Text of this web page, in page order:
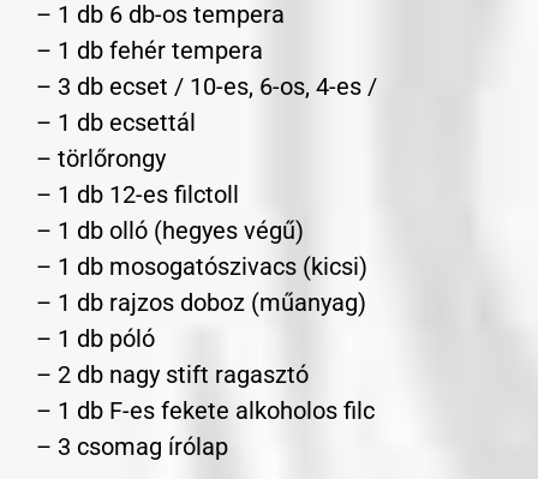
– 1 db 6 db-os tempera
– 1 db fehér tempera
– 3 db ecset / 10-es, 6-os, 4-es /
– 1 db ecsettál
– törlőrongy
– 1 db 12-es filctoll
– 1 db olló (hegyes végű)
– 1 db mosogatószivacs (kicsi)
– 1 db rajzos doboz (műanyag)
– 1 db póló
– 2 db nagy stift ragasztó
– 1 db F-es fekete alkoholos filc
– 3 csomag írólap